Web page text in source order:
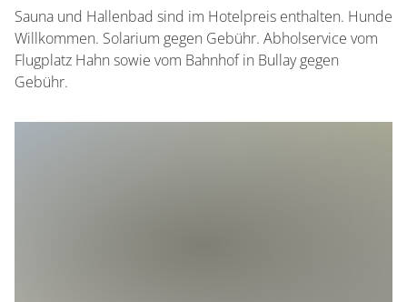
Sauna und Hallenbad sind im Hotelpreis enthalten. Hunde
Willkommen. Solarium gegen Gebühr. Abholservice vom
Flugplatz Hahn sowie vom Bahnhof in Bullay gegen
Gebühr.